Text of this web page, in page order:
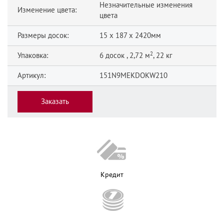
Изменение цвета:
Незначительные изменения
цвета
Размеры досок: 15 x 187 x 2420мм
Упаковка: 6 досок , 2,72 м2, 22 кг
Артикул: 151N9MEKDOKW210
Заказать
Кредит